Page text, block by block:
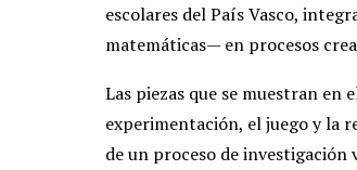
escolares del País Vasco,
matemáticas— en procesos
Las piezas que se muestran en
experimentación, el juego y la
de un proceso de investigación